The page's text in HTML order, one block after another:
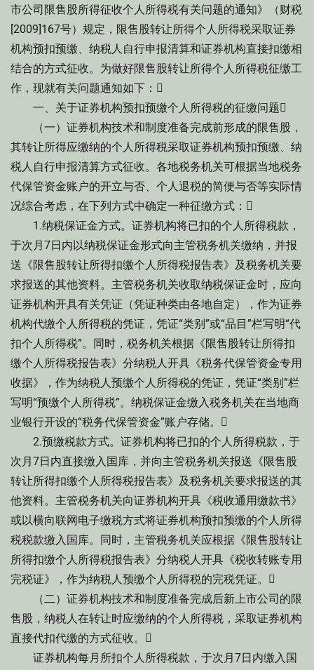
市公司限售股所得征收个人所得税有关问题的通知》（财税
[2009]167号）规定，限售股转让所得个人所得税采取证券
机构预扣预缴、纳税人自行申报清算和证券机构直接扣缴相
结合的方式征收。为做好限售股转让所得个人所得税征缴工
作，现就有关问题通知如下：
一、关于证券机构预扣预缴个人所得税的征缴问题
（一）证券机构技术和制度准备完成前形成的限售股，
其转让所得应缴纳的个人所得税采取证券机构预扣预缴、纳
税人自行申报清算方式征收。各地税务机关可根据当地税务
代保管资金账户的开立与否、个人退税的简便与否等实际情
况综合考虑，在下列方式中确定一种征缴方式：
1.纳税保证金方式。证券机构将已扣的个人所得税款，
于次月7日内以纳税保证金形式向主管税务机关缴纳，并报
送《限售股转让所得扣缴个人所得税报告表》及税务机关要
求报送的其他资料。主管税务机关收取纳税保证金时，应向
证券机构开具有关凭证（凭证种类由各地自定），作为证券
机构代缴个人所得税的凭证，凭证“类别”或“品目”栏写明“代
扣个人所得税”。同时，税务机关根据《限售股转让所得扣
缴个人所得税报告表》分纳税人开具《税务代保管资金专用
收据》，作为纳税人预缴个人所得税的凭证，凭证“类别”栏
写明“预缴个人所得税”。纳税保证金缴入税务机关在当地商
业银行开设的“税务代保管资金”账户存储。
2.预缴税款方式。证券机构将已扣的个人所得税款，于
次月7日内直接缴入国库，并向主管税务机关报送《限售股
转让所得扣缴个人所得税报告表》及税务机关要求报送的其
他资料。主管税务机关向证券机构开具《税收通用缴款书》
或以横向联网电子缴税方式将证券机构预扣预缴的个人所得
税税款缴入国库。同时，主管税务机关应根据《限售股转让
所得扣缴个人所得税报告表》分纳税人开具《税收转账专用
完税证》，作为纳税人预缴个人所得税的完税凭证。
（二）证券机构技术和制度准备完成后新上市公司的限
售股，纳税人在转让时应缴纳的个人所得税，采取证券机构
直接代扣代缴的方式征收。
证券机构每月所扣个人所得税款，于次月7日内缴入国